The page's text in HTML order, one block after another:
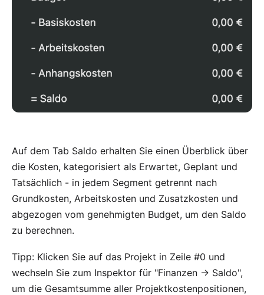
Auf dem Tab Saldo erhalten Sie einen Überblick über
die Kosten, kategorisiert als Erwartet, Geplant und
Tatsächlich - in jedem Segment getrennt nach
Grundkosten, Arbeitskosten und Zusatzkosten und
abgezogen vom genehmigten Budget, um den Saldo
zu berechnen.
Tipp: Klicken Sie auf das Projekt in Zeile #0 und
wechseln Sie zum Inspektor für "Finanzen → Saldo",
um die Gesamtsumme aller Projektkostenpositionen,